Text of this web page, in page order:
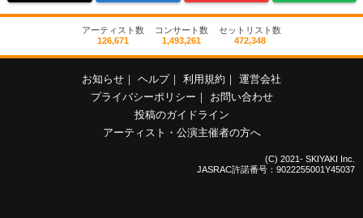
アーティスト数
126,671
コンサート数
1,493,261
セットリスト数
472,348
お知らせ ヘルプ 利用規約
運営会社
プライバシーポリシー
お問い合わせ
投稿のガイドライン
アーティスト・公演主催者の方へ
(C) 2021- SKIYAKI Inc.
JASRAC許諾番号：9022255001Y45037